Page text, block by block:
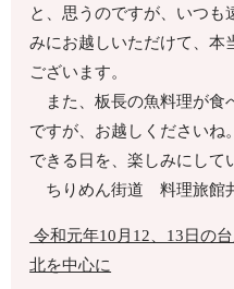
と、思うのですが、いつも
みにお越しいただけて、本
ございます。
また、板長の魚料理が食
ですが、お越しくださいね
できる日を、楽しみにして
ちりめん街道 料理旅
令和元年10月12、13日の
北を中心に